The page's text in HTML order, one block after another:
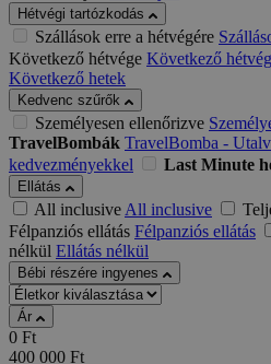
Hétvégi tartózkodás
Szállások erre a hétvégére
Következő hétvége Következő
Következő hetek
Kedvenc szűrők
Személyesen ellenőrizve
TravelBombák TravelBomba -
kedvezményekkel
Last Minute
Ellátás
All inclusiveAll inclusive
Félpanziós ellátás Félpanziós ellátás
nélkül Ellátás nélkül
Bébi részére ingyenes
Ár
0 Ft
400 000 Ft